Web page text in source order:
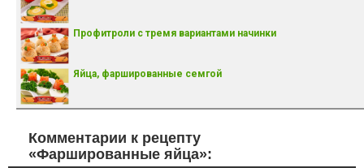
Профитроли с тремя вариантами начинки
Яйца, фаршированные семгой
Комментарии к рецепту
«Фаршированные яйца»: